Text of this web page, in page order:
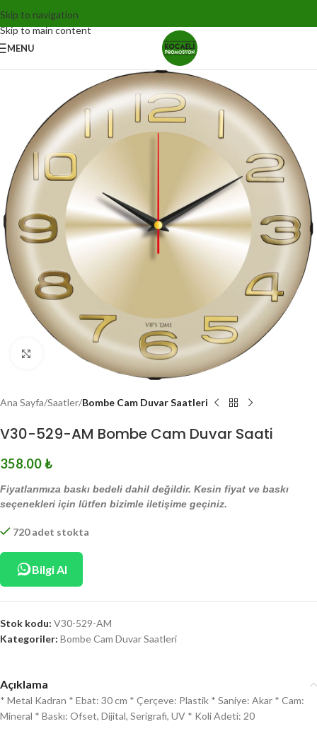
Skip to navigation
Skip to main content
MENU
Click to enlarge
Ana Sayfa Saatler Bombe Cam Duvar Saatleri
V30-529-AM Bombe Cam Duvar Saati
358.00₺
Fiyatlarımıza baskı bedeli dahil değildir. Kesin fiyat ve baskı
seçenekleri için lütfen bizimle iletişime geçiniz.
720 adet stokta
Bilgi Al
Stok kodu: V30-529-AM
Kategoriler: Bombe Cam Duvar Saatleri
Açıklama
* Metal Kadran * Ebat: 30 cm * Çerçeve: Plastik * Saniye: Akar * Cam:
Mineral * Baskı: Ofset, Dijital, Serigrafi, UV * Koli Adeti: 20